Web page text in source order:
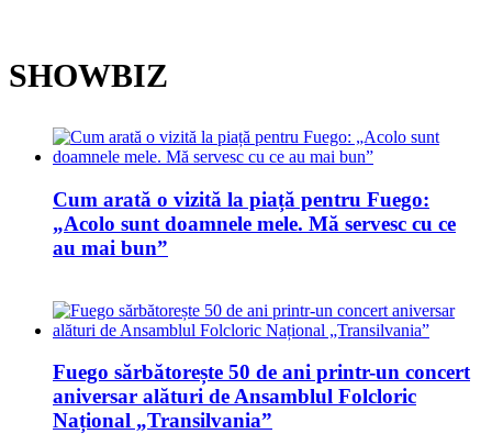
SHOWBIZ
Cum arată o vizită la piață pentru Fuego:
„Acolo sunt doamnele mele. Mă servesc cu ce
au mai bun”
Fuego sărbătorește 50 de ani printr-un concert
aniversar alături de Ansamblul Folcloric
Național „Transilvania”